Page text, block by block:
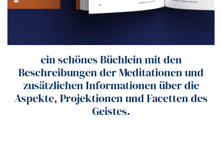
ein schönes Büchlein mit den
Beschreibungen der Meditationen und
zusätzlichen Informationen über die
Aspekte, Projektionen und Facetten des
Geistes.